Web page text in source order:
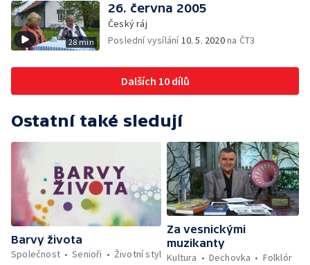
28 min
26. června 2005
Český ráj
Poslední vysílání10. 5. 2020na ČT3
Dalších 10 dílů
Ostatní také sledují
Barvy života
Společnost
Senioři Životní styl
Za vesnickými
muzikanty
Kultura
Dechovka Folklór